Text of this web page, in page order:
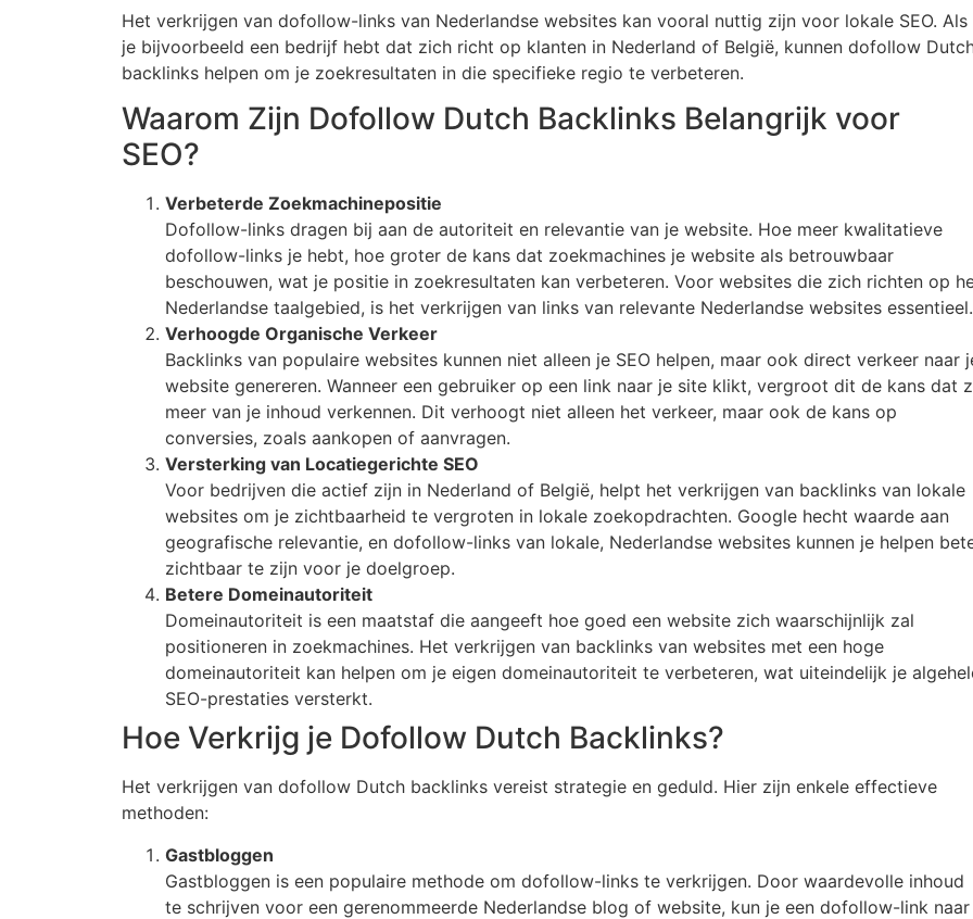
Het verkrijgen van dofollow-links van Nederlandse websites kan vooral nuttig zijn voor lokale SEO. Als
je bijvoorbeeld een bedrijf hebt dat zich richt op klanten in Nederland of België, kunnen dofollow
backlinks helpen om je zoekresultaten in die specifieke regio te verbeteren.
Waarom Zijn Dofollow Dutch Backlinks Belangrijk voor
SEO?
Verbeterde Zoekmachinepositie
Dofollow-links dragen bij aan de autoriteit en relevantie van je website. Hoe meer kwalitatieve
dofollow-links je hebt, hoe groter de kans dat zoekmachines je website als betrouwbaar
beschouwen, wat je positie in zoekresultaten kan verbeteren. Voor websites die zich richten op
Nederlandse taalgebied, is het verkrijgen van links van relevante Nederlandse websites essentieel.
Verhoogde Organische Verkeer
Backlinks van populaire websites kunnen niet alleen je SEO helpen, maar ook direct verkeer naar
website genereren. Wanneer een gebruiker op een link naar je site klikt, vergroot dit de kans dat
meer van je inhoud verkennen. Dit verhoogt niet alleen het verkeer, maar ook de kans op
conversies, zoals aankopen of aanvragen.
Versterking van Locatiegerichte SEO
Voor bedrijven die actief zijn in Nederland of België, helpt het verkrijgen van backlinks van lokale
websites om je zichtbaarheid te vergroten in lokale zoekopdrachten. Google hecht waarde aan
geografische relevantie, en dofollow-links van lokale, Nederlandse websites kunnen je helpen
zichtbaar te zijn voor je doelgroep.
Betere Domeinautoriteit
Domeinautoriteit is een maatstaf die aangeeft hoe goed een website zich waarschijnlijk zal
positioneren in zoekmachines. Het verkrijgen van backlinks van websites met een hoge
domeinautoriteit kan helpen om je eigen domeinautoriteit te verbeteren, wat uiteindelijk je
SEO-prestaties versterkt.
Hoe Verkrijg je Dofollow Dutch Backlinks?
Het verkrijgen van dofollow Dutch backlinks vereist strategie en geduld. Hier zijn enkele effectieve
methoden:
Gastbloggen
Gastbloggen is een populaire methode om dofollow-links te verkrijgen. Door waardevolle inhoud
te schrijven voor een gerenommeerde Nederlandse blog of website, kun je een dofollow-link naar